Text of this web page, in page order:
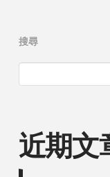
搜尋
近期文